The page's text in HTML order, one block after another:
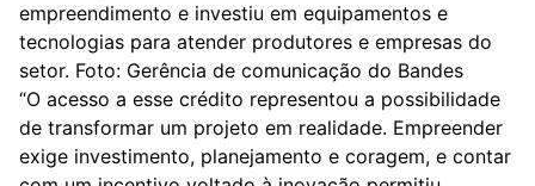
empreendimento e investiu em equipamentos e
tecnologias para atender produtores e empresas do
setor. Foto: Gerência de comunicação do Bandes
“O acesso a esse crédito representou a possibilidade
de transformar um projeto em realidade. Empreender
exige investimento, planejamento e coragem, e contar